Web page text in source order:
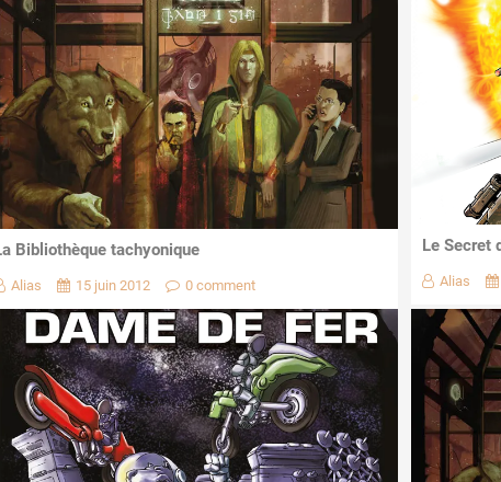
Bibliothèque tachyonique
Alias 15 juin 2012 0 comment
Le Secret
Alias